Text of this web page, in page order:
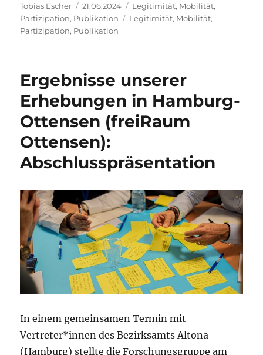
Autor
Tobias Escher
Veröffentlicht
am
21.06.2024 Kategorien
Legitimität, Mobilität,
Partizipation, Publikation Schlagwörter
Legitimität, Mobilität,
Partizipation, Publikation
Ergebnisse unserer
Erhebungen in Hamburg-
Ottensen (freiRaum
Ottensen):
Abschlusspräsentation
In einem gemeinsamen Termin mit
Vertreter*innen des Bezirksamts Altona
(Hamburg) stellte die Forschungsgruppe am